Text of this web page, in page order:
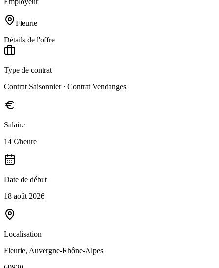
Fleurie
Détails de l'offre
Type de contrat
Contrat Saisonnier · Contrat Vendanges
Salaire
14 €/heure
Date de début
18 août 2026
Localisation
Fleurie, Auvergne-Rhône-Alpes